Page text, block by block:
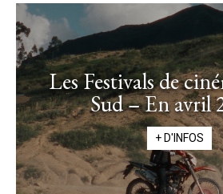
Les Festivals de
Sud – En avril
+ D'INFOS